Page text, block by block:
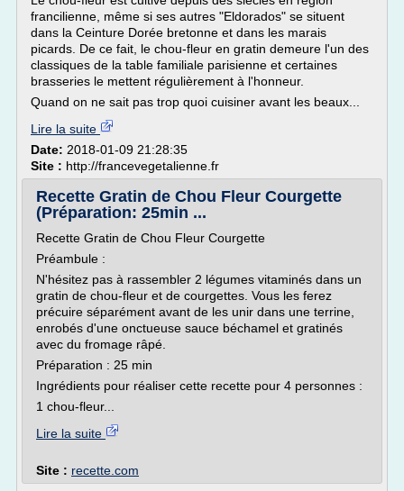
francilienne, même si ses autres "Eldorados" se situent
dans la Ceinture Dorée bretonne et dans les marais
picards. De ce fait, le chou-fleur en gratin demeure l'un des
classiques de la table familiale parisienne et certaines
brasseries le mettent régulièrement à l'honneur.
Quand on ne sait pas trop quoi cuisiner avant les beaux...
Lire la suite
Date: 2018-01-09 21:28:35
Site : http://francevegetalienne.fr
Recette Gratin de Chou Fleur Courgette
(Préparation: 25min ...
Recette Gratin de Chou Fleur Courgette
Préambule :
N'hésitez pas à rassembler 2 légumes vitaminés dans un
gratin de chou-fleur et de courgettes. Vous les ferez
précuire séparément avant de les unir dans une terrine,
enrobés d'une onctueuse sauce béchamel et gratinés
avec du fromage râpé.
Préparation : 25 min
Ingrédients pour réaliser cette recette pour 4 personnes :
1 chou-fleur...
Lire la suite
Site : recette.com